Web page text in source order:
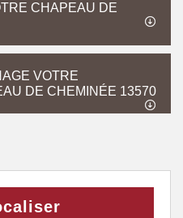
CHAPEAU DE
VOTRE
DE CHEMINÉE 13570